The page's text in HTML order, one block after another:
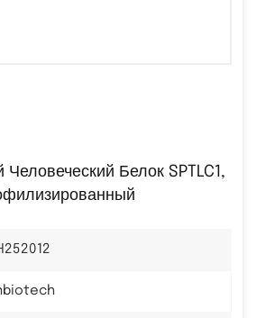
Белок SPTLC1,